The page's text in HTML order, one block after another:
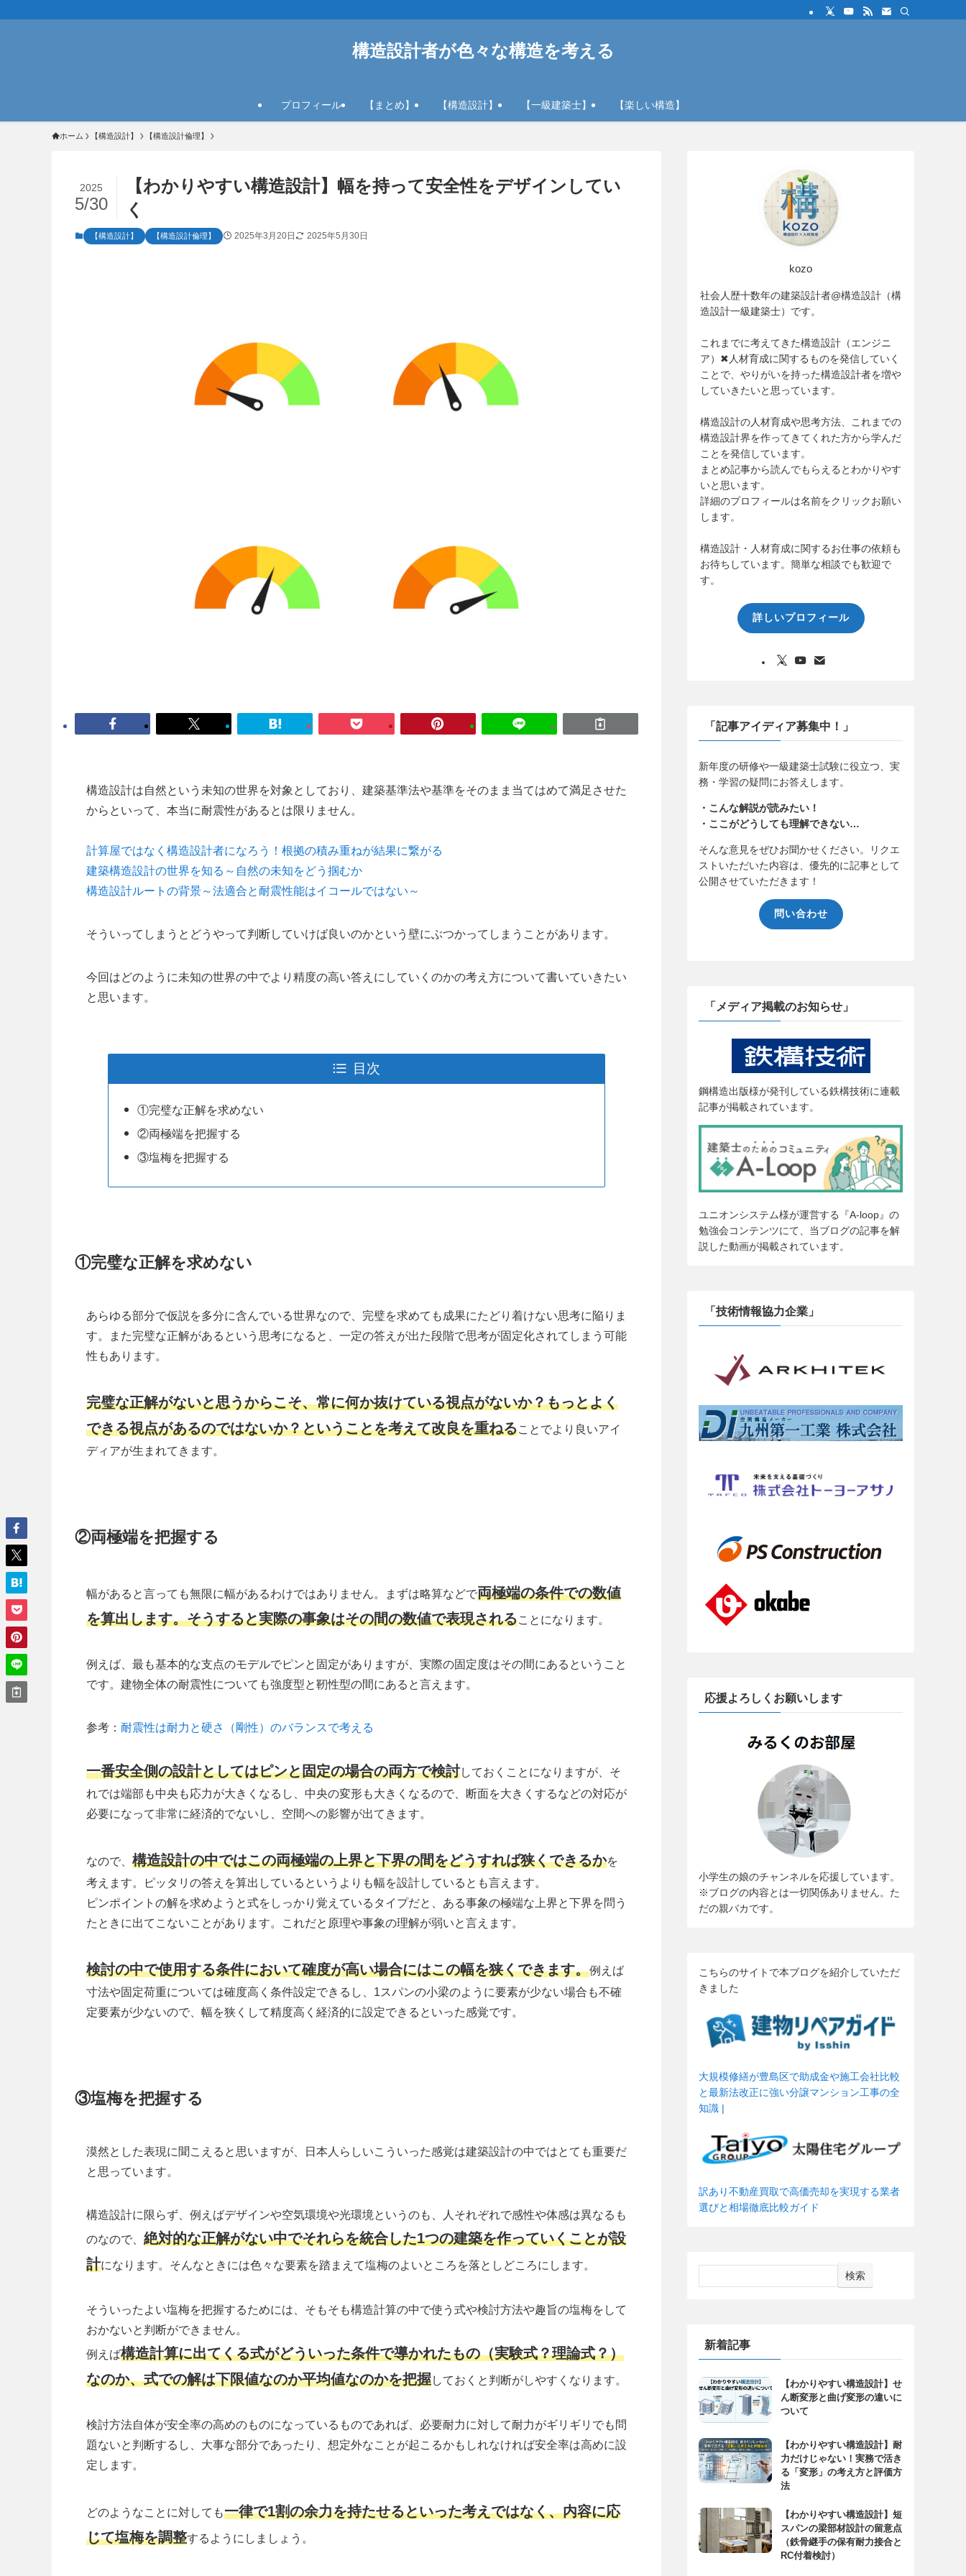
構造設計者が色々な構造を考える
プロフィール 【まとめ】 【構造設計】 【一級建築士】 【楽しい構造】
ホーム 【構造設計】 【構造設計倫理】
【わかりやすい構造設計】幅を持って安全性をデザインしてい
く
2025
5/30
【構造設計】 【構造設計倫理】 2025年3月20日 2025年5月30日
構造設計は自然という未知の世界を対象としており、建築基準法や基準をそのまま当てはめて満足させた
からといって、本当に耐震性があるとは限りません。
計算屋ではなく構造設計者になろう！根拠の積み重ねが結果に繋がる
建築構造設計の世界を知る～自然の未知をどう掴むか
構造設計ルートの背景～法適合と耐震性能はイコールではない～
そういってしまうとどうやって判断していけば良いのかという壁にぶつかってしまうことがあります。
今回はどのように未知の世界の中でより精度の高い答えにしていくのかの考え方について書いていきたい
と思います。
目次
①完璧な正解を求めない
②両極端を把握する
③塩梅を把握する
①完璧な正解を求めない
あらゆる部分で仮説を多分に含んでいる世界なので、完璧を求めても成果にたどり着けない思考に陥りま
す。また完璧な正解があるという思考になると、一定の答えが出た段階で思考が固定化されてしまう可能
性もあります。
完璧な正解がないと思うからこそ、常に何か抜けている視点がないか？もっとよく
できる視点があるのではないか？ということを考えて改良を重ねることでより良いアイ
ディアが生まれてきます。
②両極端を把握する
幅があると言っても無限に幅があるわけではありません。まずは略算などで両極端の条件での数値
を算出します。そうすると実際の事象はその間の数値で表現されることになります。
例えば、最も基本的な支点のモデルでピンと固定がありますが、実際の固定度はその間にあるということ
です。建物全体の耐震性についても強度型と靭性型の間にあると言えます。
参考： 耐震性は耐力と硬さ（剛性）のバランスで考える
一番安全側の設計としてはピンと固定の場合の両方で検討しておくことになりますが、そ
れでは端部も中央も応力が大きくなるし、中央の変形も大きくなるので、断面を大きくするなどの対応が
必要になって非常に経済的でないし、空間への影響が出てきます。
なので、 構造設計の中ではこの両極端の上界と下界の間をどうすれば狭くできるかを
考えます。ピッタリの答えを算出しているというよりも幅を設計しているとも言えます。
ピンポイントの解を求めようと式をしっかり覚えているタイプだと、ある事象の極端な上界と下界を問う
たときに出てこないことがあります。これだと原理や事象の理解が弱いと言えます。
検討の中で使用する条件において確度が高い場合にはこの幅を狭くできます。例えば
寸法や固定荷重については確度高く条件設定できるし、1スパンの小梁のように要素が少ない場合も不確
定要素が少ないので、幅を狭くして精度高く経済的に設定できるといった感覚です。
③塩梅を把握する
漠然とした表現に聞こえると思いますが、日本人らしいこういった感覚は建築設計の中ではとても重要だ
と思っています。
構造設計に限らず、例えばデザインや空気環境や光環境というのも、人それぞれで感性や体感は異なるも
のなので、 絶対的な正解がない中でそれらを統合した1つの建築を作っていくことが設
計になります。そんなときには色々な要素を踏まえて塩梅のよいところを落としどころにします。
そういったよい塩梅を把握するためには、そもそも構造計算の中で使う式や検討方法や趣旨の塩梅をして
おかないと判断ができません。
例えば構造計算に出てくる式がどういった条件で導かれたもの（実験式？理論式？）
なのか、式での解は下限値なのか平均値なのかを把握しておくと判断がしやすくなります。
検討方法自体が安全率の高めのものになっているものであれば、必要耐力に対して耐力がギリギリでも問
題ないと判断するし、大事な部分であったり、想定外なことが起こるかもしれなければ安全率は高めに設
定します。
どのようなことに対しても一律で1割の余力を持たせるといった考えではなく、内容に応
じて塩梅を調整するようにしましょう。
kozo
社会人歴十数年の建築設計者@構造設計（構
造設計一級建築士）です。
これまでに考えてきた構造設計（エンジニ
ア）✖人材育成に関するものを発信していく
ことで、やりがいを持った構造設計者を増や
していきたいと思っています。
構造設計の人材育成や思考方法、これまでの
構造設計界を作ってきてくれた方から学んだ
ことを発信しています。
まとめ記事から読んでもらえるとわかりやす
いと思います。
詳細のプロフィールは名前をクリックお願い
します。
構造設計・人材育成に関するお仕事の依頼も
お待ちしています。簡単な相談でも歓迎で
す。
詳しいプロフィール
「記事アイディア募集中！」
新年度の研修や一級建築士試験に役立つ、実
務・学習の疑問にお答えします。
・こんな解説が読みたい！
・ここがどうしても理解できない…
そんな意見をぜひお聞かせください。リクエ
ストいただいた内容は、優先的に記事として
公開させていただきます！
問い合わせ
「メディア掲載のお知らせ」
鋼構造出版様が発刊している鉄構技術に連載
記事が掲載されています。
ユニオンシステム様が運営する『A-loop』の
勉強会コンテンツにて、当ブログの記事を解
説した動画が掲載されています。
「技術情報協力企業」
応援よろしくお願いします
小学生の娘のチャンネルを応援しています。
※ブログの内容とは一切関係ありません。た
だの親バカです。
こちらのサイトで本ブログを紹介していただ
きました
大規模修繕が豊島区で助成金や施工会社比較
と最新法改正に強い分譲マンション工事の全
知識 |
訳あり不動産買取で高価売却を実現する業者
選びと相場徹底比較ガイド
検索
新着記事
【わかりやすい構造設計】せ
ん断変形と曲げ変形の違いに
ついて
【わかりやすい構造設計】耐
力だけじゃない！実務で活き
る「変形」の考え方と評価方
法
【わかりやすい構造設計】短
スパンの梁部材設計の留意点
（鉄骨継手の保有耐力接合と
RC付着検討）